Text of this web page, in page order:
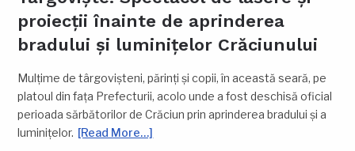
proiecții înainte de aprinderea
bradului și luminițelor Crăciunului
Mulțime de târgovișteni, părinți și copii, în această seară, pe
platoul din fața Prefecturii, acolo unde a fost deschisă oficial
perioada sărbătorilor de Crăciun prin aprinderea bradului și a
luminițelor. [Read More…]